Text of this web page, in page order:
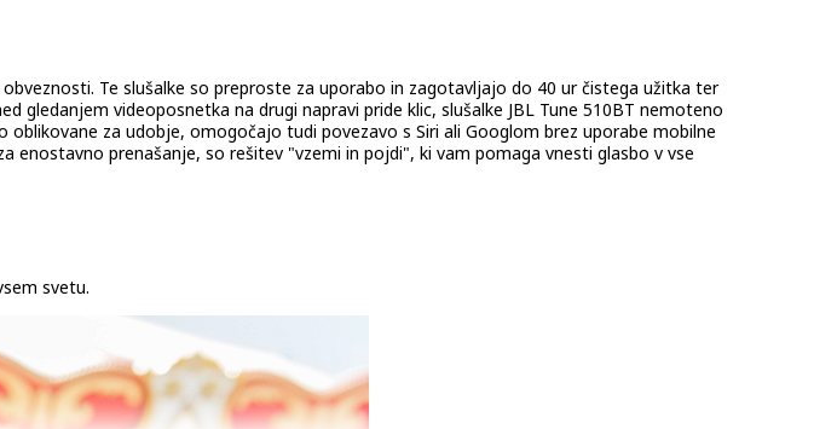
Te slušalke so preproste za uporabo in zagotavljajo do 40 ur čistega užitka ter
gledanjem videoposnetka na drugi napravi pride klic, slušalke JBL Tune 510BT nemoteno
za udobje, omogočajo tudi povezavo s Siri ali Googlom brez uporabe mobilne
enostavno prenašanje, so rešitev "vzemi in pojdi", ki vam pomaga vnesti glasbo v vse
svetu.